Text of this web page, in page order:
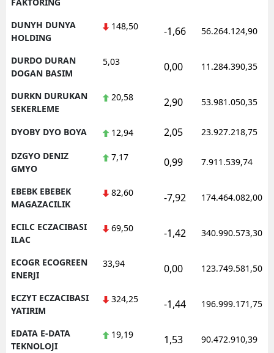
DUNYH DUNYA
HOLDING
148,50 -1,66 56.264.124,90
DURDO DURAN
DOGAN BASIM
5,03 0,00 11.284.390,35
DURKN DURUKAN
SEKERLEME
20,58 2,90 53.981.050,35
DYOBY DYO BOYA 12,94 2,05 23.927.218,75
DZGYO DENIZ
GMYO
7,17 0,99 7.911.539,74
EBEBK EBEBEK
MAGAZACILIK
82,60 -7,92 174.464.082,00
ECILC ECZACIBASI
ILAC
69,50 -1,42 340.990.573,30
ECOGR ECOGREEN
ENERJI
33,94 0,00 123.749.581,50
ECZYT ECZACIBASI
YATIRIM
324,25 -1,44 196.999.171,75
EDATA E-DATA
TEKNOLOJI
19,19 1,53 90.472.910,39